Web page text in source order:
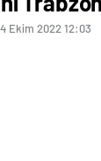
4 Ekim 2022 12:03